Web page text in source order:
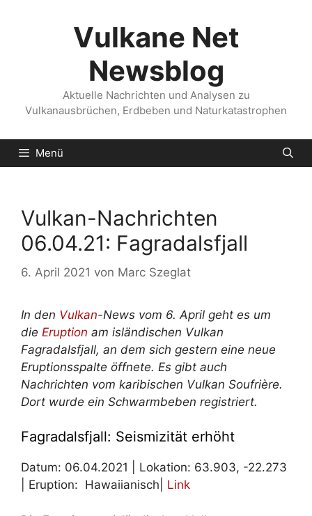
Vulkane Net
Newsblog
Aktuelle Nachrichten und Analysen zu
Vulkanausbrüchen, Erdbeben und Naturkatastrophen
Menü
Vulkan-Nachrichten
06.04.21: Fagradalsfjall
6. April 2021 von Marc Szeglat
In den Vulkan-News vom 6. April geht es um
die Eruption am isländischen Vulkan
Fagradalsfjall, an dem sich gestern eine neue
Eruptionsspalte öffnete. Es gibt auch
Nachrichten vom karibischen Vulkan Soufrière.
Dort wurde ein Schwarmbeben registriert.
Fagradalsfjall: Seismizität erhöht
Datum: 06.04.2021 | Lokation: 63.903, -22.273
| Eruption: Hawaiianisch| Link